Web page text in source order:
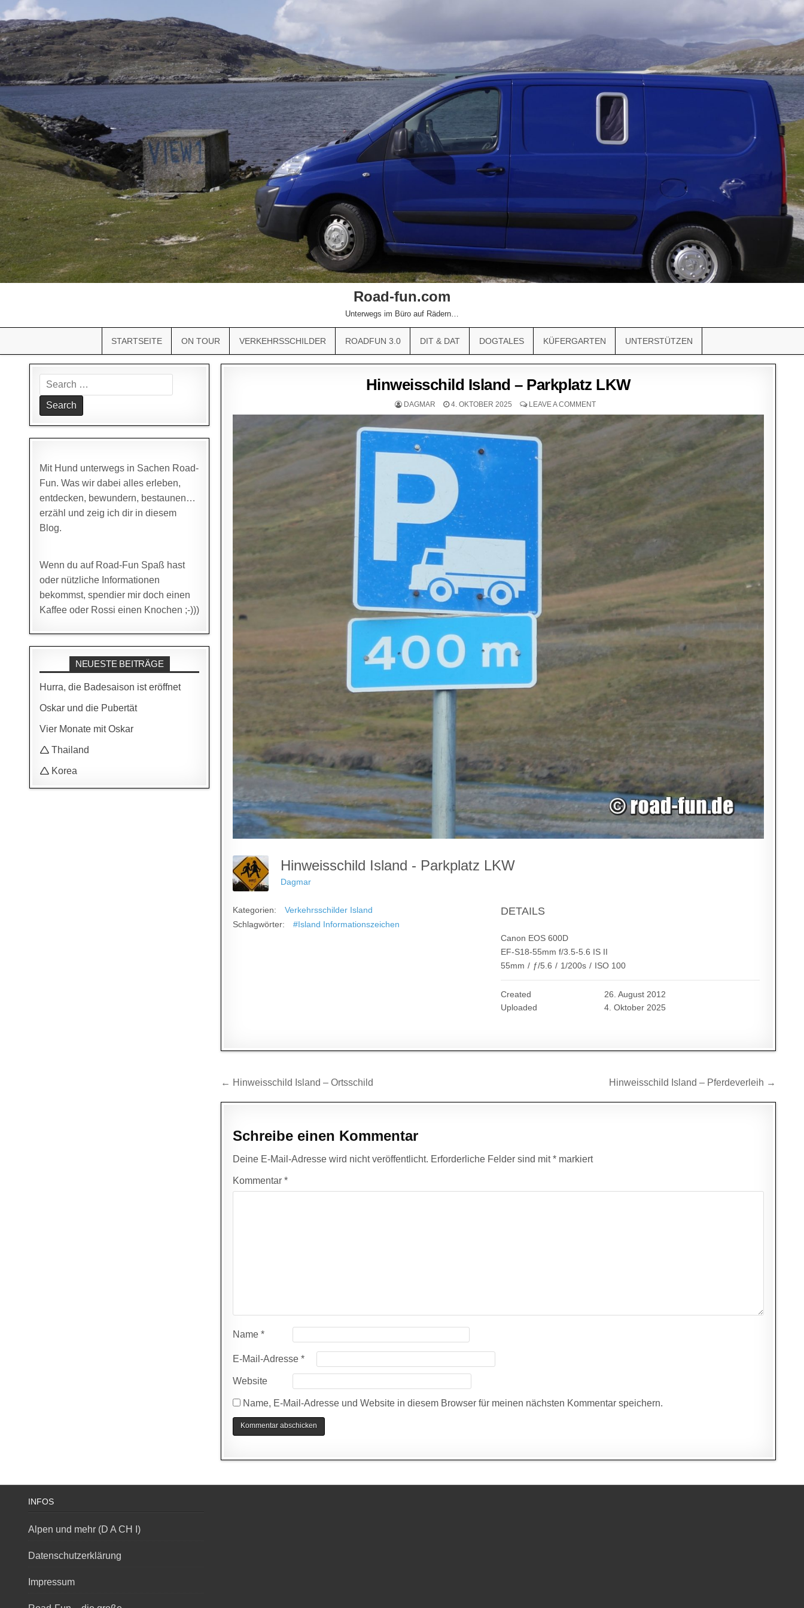
Road-fun.com
Unterwegs im Büro auf Rädern…
STARTSEITE ON TOUR VERKEHRSSCHILDER ROADFUN 3.0 DIT & DAT DOGTALES KÜFERGARTEN UNTERSTÜTZEN
Hinweisschild Island – Parkplatz LKW
DAGMAR 4. OKTOBER 2025 LEAVE A COMMENT
Hinweisschild Island - Parkplatz LKW
Dagmar
Kategorien:
Verkehrsschilder Island
Schlagwörter:
#Island Informationszeichen
DETAILS
Canon EOS 600D
EF-S18-55mm f/3.5-5.6 IS II
55mm / ƒ/5.6 / 1/200s / ISO 100
Created
26. August 2012
Uploaded
4. Oktober 2025
Beitragsnavigation
← Hinweisschild Island – Ortsschild Hinweisschild Island – Pferdeverleih →
Schreibe einen Kommentar
Deine E-Mail-Adresse wird nicht veröffentlicht. Erforderliche Felder sind mit* markiert
Kommentar*
Name*
E-Mail-Adresse*
Website
Name, E-Mail-Adresse und Website in diesem Browser für meinen nächsten Kommentar speichern.
Search
for:
Mit Hund unterwegs in Sachen Road-
Fun. Was wir dabei alles erleben,
entdecken, bewundern, bestaunen…
erzähl und zeig ich dir in diesem
Blog.
Wenn du auf Road-Fun Spaß hast
oder nützliche Informationen
bekommst, spendier mir doch einen
Kaffee oder Rossi einen Knochen ;-)))
NEUESTE BEITRÄGE
Hurra, die Badesaison ist eröffnet
Oskar und die Pubertät
Vier Monate mit Oskar
🛆 Thailand
🛆 Korea
INFOS
Alpen und mehr (D A CH I)
Datenschutzerklärung
Impressum